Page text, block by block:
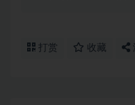
打赏 收藏